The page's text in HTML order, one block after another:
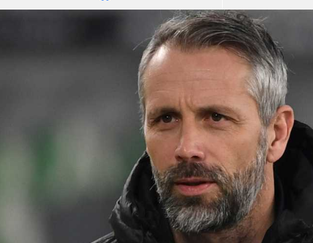
الدوري السعودي للمحترفين
دوري أبطال أوروبا
دوري أبطال إفريقيا
كل البطولات
القسم الثاني
رياضات أخرى
آسيا